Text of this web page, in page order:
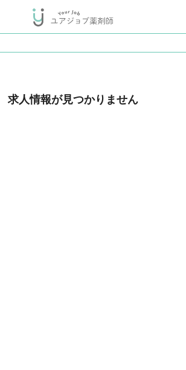
求人情報が見つかりません